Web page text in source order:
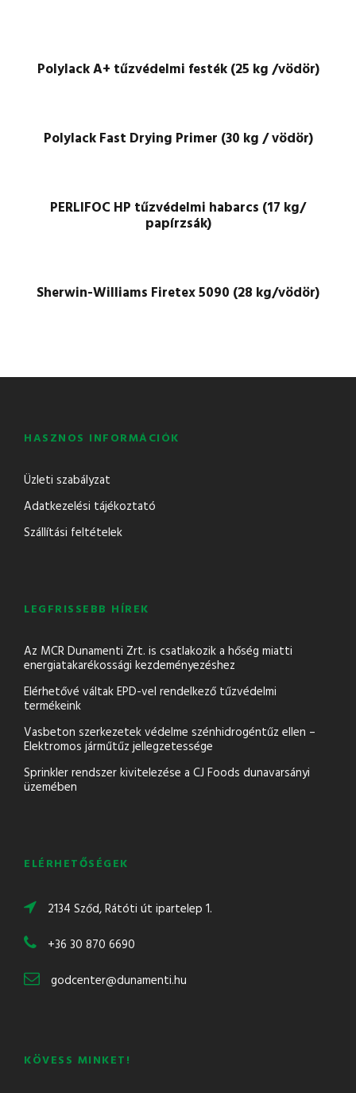
Polylack A+ tűzvédelmi festék (25 kg /vödör)
Polylack Fast Drying Primer (30 kg / vödör)
PERLIFOC HP tűzvédelmi habarcs (17 kg/
papírzsák)
Sherwin-Williams Firetex 5090 (28 kg/vödör)
HASZNOS INFORMÁCIÓK
Üzleti szabályzat
Adatkezelési tájékoztató
Szállítási feltételek
LEGFRISSEBB HÍREK
Az MCR Dunamenti Zrt. is csatlakozik a hőség miatti
energiatakarékossági kezdeményezéshez
Elérhetővé váltak EPD-vel rendelkező tűzvédelmi
termékeink
Vasbeton szerkezetek védelme szénhidrogéntűz ellen –
Elektromos járműtűz jellegzetessége
Sprinkler rendszer kivitelezése a CJ Foods dunavarsányi
üzemében
ELÉRHETŐSÉGEK
2134 Sződ, Rátóti út ipartelep 1.
+36 30 870 6690
godcenter@dunamenti.hu
KÖVESS MINKET!